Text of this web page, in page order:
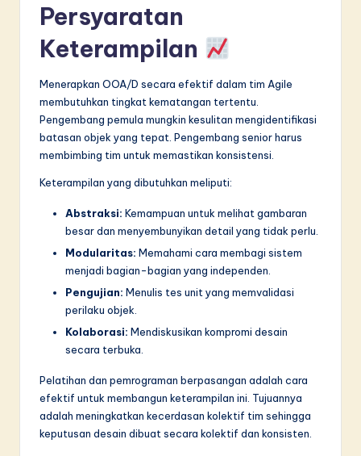
Persyaratan
Keterampilan
Menerapkan OOA/D secara efektif dalam tim Agile
membutuhkan tingkat kematangan tertentu.
Pengembang pemula mungkin kesulitan mengidentifikasi
batasan objek yang tepat. Pengembang senior harus
membimbing tim untuk memastikan konsistensi.
Keterampilan yang dibutuhkan meliputi:
Abstraksi: Kemampuan untuk melihat gambaran
besar dan menyembunyikan detail yang tidak perlu.
Modularitas: Memahami cara membagi sistem
menjadi bagian-bagian yang independen.
Pengujian: Menulis tes unit yang memvalidasi
perilaku objek.
Kolaborasi: Mendiskusikan kompromi desain
secara terbuka.
Pelatihan dan pemrograman berpasangan adalah cara
efektif untuk membangun keterampilan ini. Tujuannya
adalah meningkatkan kecerdasan kolektif tim sehingga
keputusan desain dibuat secara kolektif dan konsisten.